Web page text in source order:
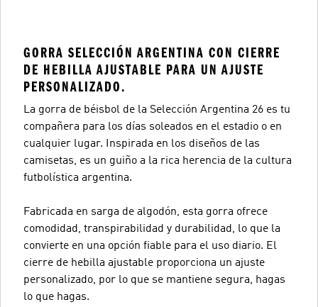
GORRA SELECCIÓN ARGENTINA CON CIERRE
DE HEBILLA AJUSTABLE PARA UN AJUSTE
PERSONALIZADO.
La gorra de béisbol de la Selección Argentina 26 es tu
compañera para los días soleados en el estadio o en
cualquier lugar. Inspirada en los diseños de las
camisetas, es un guiño a la rica herencia de la cultura
futbolística argentina.
Fabricada en sarga de algodón, esta gorra ofrece
comodidad, transpirabilidad y durabilidad, lo que la
convierte en una opción fiable para el uso diario. El
cierre de hebilla ajustable proporciona un ajuste
personalizado, por lo que se mantiene segura, hagas
lo que hagas.